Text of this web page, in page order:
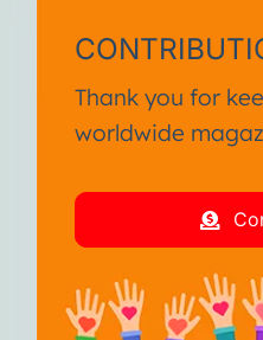
Thank you for
worldwide